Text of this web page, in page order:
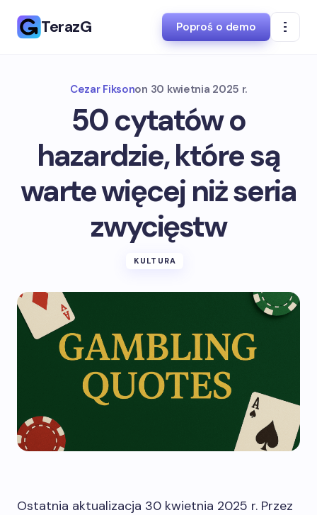
TerazG Poproś o demo
Cezar Fiksonon 30 kwietnia 2025 r.
50 cytatów o
hazardzie, które są
warte więcej niż seria
zwycięstw
KULTURA
Ostatnia aktualizacja 30 kwietnia 2025 r. Przez